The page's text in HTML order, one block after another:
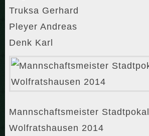
Truksa Gerhard
Pleyer Andreas
Denk Karl
Mannschaftsmeister Stadtpokal
Wolfratshausen 2014